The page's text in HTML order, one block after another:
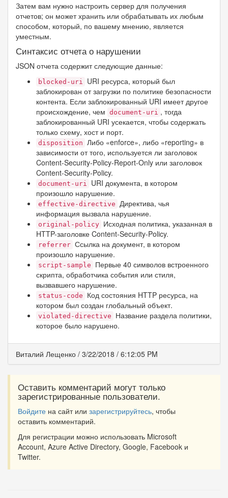
Затем вам нужно настроить сервер для получения
отчетов; он может хранить или обрабатывать их любым
способом, который, по вашему мнению, является
уместным.
Синтаксис отчета о нарушении
JSON отчета содержит следующие данные:
blocked-uri
URI ресурса, который был
заблокирован от загрузки по политике безопасности
контента. Если заблокированный URI имеет другое
происхождение, чем document-uri , тогда
заблокированный URI усекается, чтобы содержать
только схему, хост и порт.
disposition Либо «enforce», либо «reporting» в
зависимости от того, используется ли заголовок
Content-Security-Policy-Report-Only или заголовок
Content-Security-Policy.
document-uri
URI документа, в котором
произошло нарушение.
effective-directive Директива, чья
информация вызвала нарушение.
original-policy Исходная политика, указанная в
HTTP-заголовке Content-Security-Policy.
referrer Ссылка на документ, в котором
произошло нарушение.
script-sample
Первые 40 символов встроенного
скрипта, обработчика события или стиля,
вызвавшего нарушение.
status-code
Код состояния HTTP ресурса, на
котором был создан глобальный объект.
violated-directive
Название раздела политики,
которое было нарушено.
Виталий Лещенко / 3/22/2018 / 6:12:05 PM
Оставить комментарий могут только
зарегистрированные пользователи.
Войдите на сайт или зарегистрируйтесь, чтобы
оставить комментарий.
Для регистрации можно использовать Microsoft
Account, Azure Active Directory, Google, Facebook и
Twitter.